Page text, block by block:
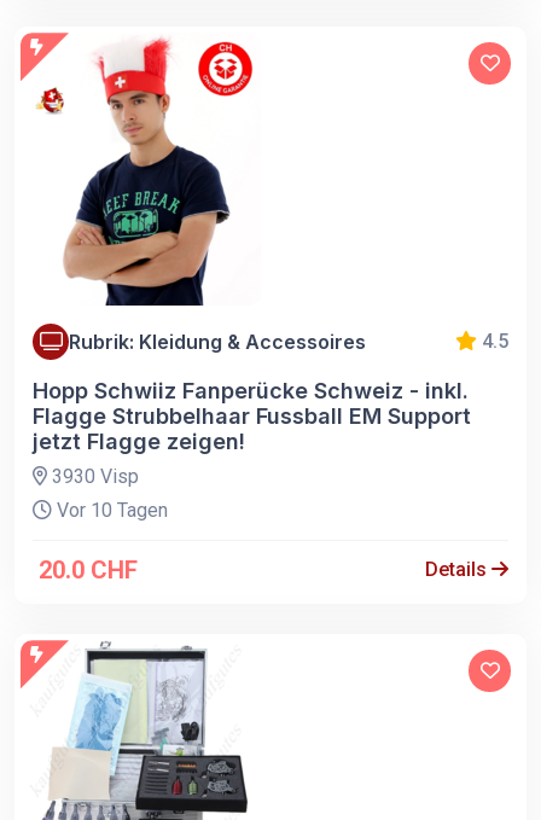
Rubrik: Kleidung & Accessoires 4.5
Hopp Schwiiz Fanperücke Schweiz - inkl.
Flagge Strubbelhaar Fussball EM Support
jetzt Flagge zeigen!
3930 Visp
Vor 10 Tagen
20.0 CHF Details